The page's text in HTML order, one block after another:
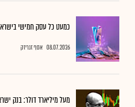
כמעט כל עסק חמישי
08.07.2026 אסף זגריזק
מעל מיליארד דולר: בנק